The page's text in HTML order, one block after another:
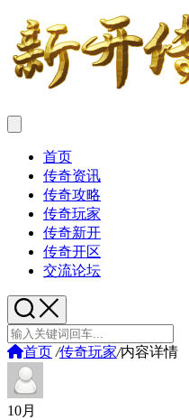
首页
传奇资讯
传奇攻略
传奇玩家
传奇新开
传奇开区
交流论坛
首页 /传奇玩家/内容详情
10月